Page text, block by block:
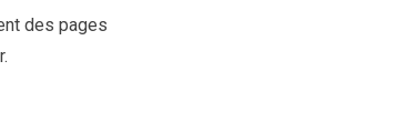
des pages